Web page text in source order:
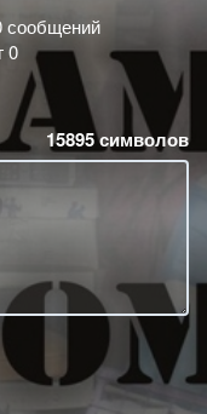
сообщений
0
15895символов